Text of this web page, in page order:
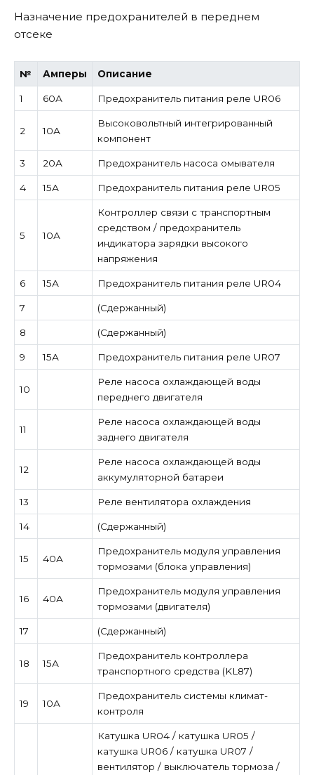
Назначение предохранителей в переднем
отсеке
№ Амперы Описание
1 60А Предохранитель питания реле UR06
2 10А
Высоковольтный интегрированный
компонент
3 20А Предохранитель насоса омывателя
4 15А Предохранитель питания реле UR05
5 10А
Контроллер связи с транспортным
средством / предохранитель
индикатора зарядки высокого
напряжения
6 15А Предохранитель питания реле UR04
7 (Сдержанный)
8 (Сдержанный)
9 15А Предохранитель питания реле UR07
10
Реле насоса охлаждающей воды
переднего двигателя
11
Реле насоса охлаждающей воды
заднего двигателя
12
Реле насоса охлаждающей воды
аккумуляторной батареи
13 Реле вентилятора охлаждения
14 (Сдержанный)
15 40А
Предохранитель модуля управления
тормозами (блока управления)
16 40А
Предохранитель модуля управления
тормозами (двигателя)
17 (Сдержанный)
18 15А
Предохранитель контроллера
транспортного средства (KL87)
19 10А
Предохранитель системы климат-
контроля
Катушка UR04 / катушка UR05 /
катушка UR06 / катушка UR07 /
вентилятор / выключатель тормоза /